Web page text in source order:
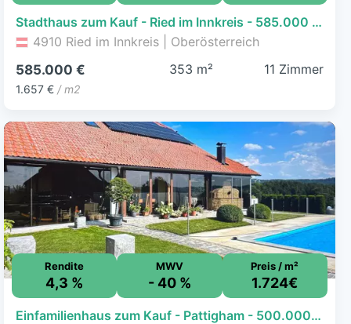
Stadthaus zum Kauf - Ried im Innkreis - 585.000 € - 11 Zimmer, 353 m², 279 m² Grundstück
4910 Ried im Innkreis | Oberösterreich
585.000 €
1.657 € / m2
353 m² 11 Zimmer
Rendite
4,3 %
MWV
- 40 %
Preis / m²
1.724€
Einfamilienhaus zum Kauf - Pattigham - 500.000 € - 7 Zimmer, 290 m², 1.016 m² Grundstück